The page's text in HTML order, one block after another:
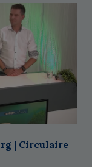
| Circulaire